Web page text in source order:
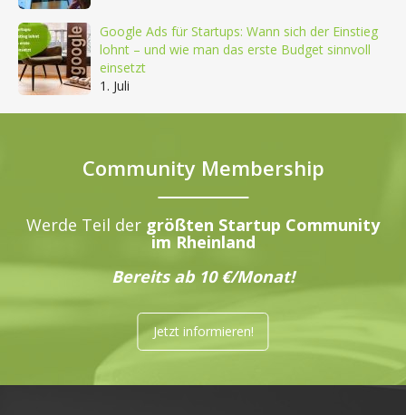
Google Ads für Startups: Wann sich der Einstieg
lohnt – und wie man das erste Budget sinnvoll
einsetzt
1. Juli
Community Membership
Werde Teil der größten Startup Community
im Rheinland
Bereits ab 10 €/Monat!
Jetzt informieren!